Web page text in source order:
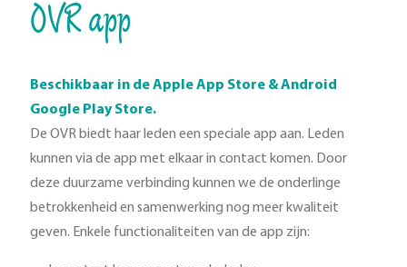
OVR app
Beschikbaar in de Apple App Store & Android
Google Play Store.
De OVR biedt haar leden een speciale app aan. Leden
kunnen via de app met elkaar in contact komen. Door
deze duurzame verbinding kunnen we de onderlinge
betrokkenheid en samenwerking nog meer kwaliteit
geven. Enkele functionaliteiten van de app zijn: